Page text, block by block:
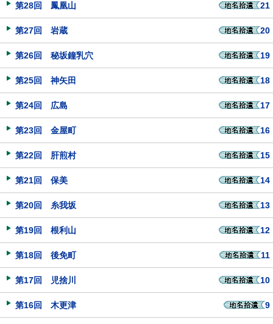
第28回 鳳凰山 21
第27回 岩蔵 20
第26回 秘坂鐘乳穴 19
第25回 神矢田 18
第24回 広島 17
第23回 金屋町 16
第22回 肝煎村 15
第21回 保美 14
第20回 糸我坂 13
第19回 根利山 12
第18回 後免町 11
第17回 児捨川 10
第16回 木更津 9